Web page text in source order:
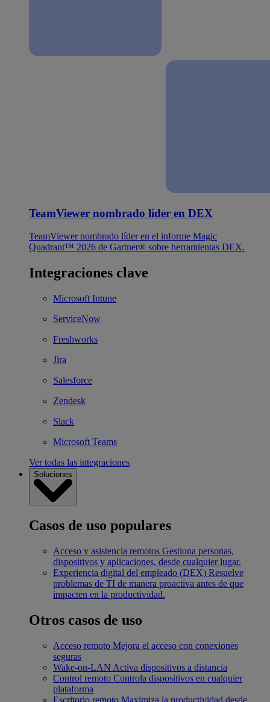
TeamViewer nombrado líder en DEX
TeamViewer nombrado líder en el informe Magic
Quadrant™ 2026 de Gartner® sobre herramientas DEX.
Integraciones clave
Microsoft Intune
ServiceNow
Freshworks
Jira
Salesforce
Zendesk
Slack
Microsoft Teams
Ver todas las integraciones
Soluciones
Casos de uso populares
Acceso y asistencia remotos Gestiona personas,
dispositivos y aplicaciones, desde cualquier lugar.
Experiencia digital del empleado (DEX) Resuelve
problemas de TI de manera proactiva antes de que
impacten en la productividad.
Otros casos de uso
Acceso remoto Mejora el acceso con conexiones
seguras
Wake-on-LAN Activa dispositivos a distancia
Control remoto Controla dispositivos en cualquier
plataforma
Escritorio remoto Maximiza la productividad desde